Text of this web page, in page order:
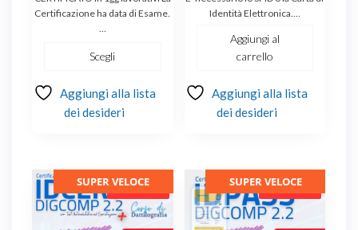
prezzo:
€65.00
Certificazione ha data di Esame.
Scegli
Aggiungi alla lista
dei desideri
originale
era:
€250.00.
Identità Elettronica.…
Aggiungi al
carrello
Aggiungi alla lista
dei desideri
In offerta!
SUPER VELOCE In offerta!
SUPER VELOCE